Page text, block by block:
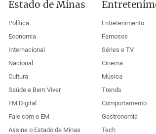
Estado de Minas
Política
Economia
Internacional
Nacional
Cultura
Saúde e Bem Viver
EM Digital
Fale com o EM
Assine o Estado de Minas
Entretenimento
Famosos
Séries e TV
Cinema
Música
Trends
Comportamento
Gastronomia
Tech